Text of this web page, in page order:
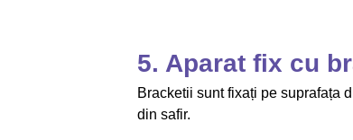
5. Aparat fix cu
Bracketii sunt fixați pe suprafața
din safir.